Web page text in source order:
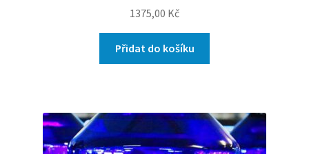
1375,00 Kč
Přidat do košíku